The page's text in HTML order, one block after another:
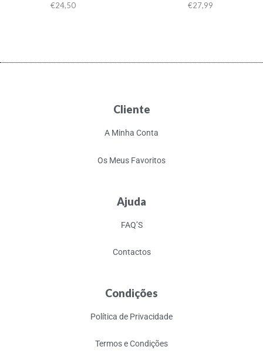
€24,50 €27,99
Cliente
A Minha Conta
Os Meus Favoritos
Ajuda
FAQ’S
Contactos
Condições
Política de Privacidade
Termos e Condições